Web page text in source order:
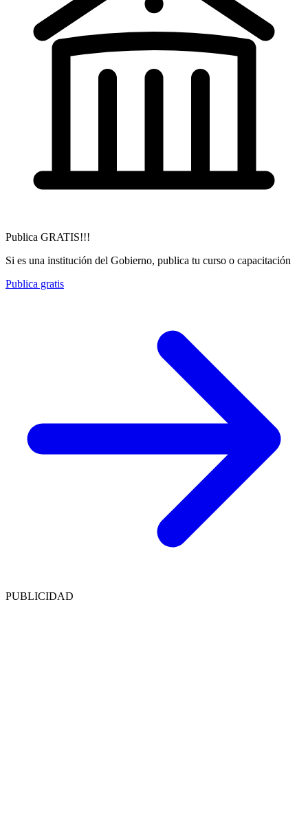
Publica GRATIS!!!
Si es una institución del Gobierno, publica tu curso o capacitación
Publica gratis
PUBLICIDAD